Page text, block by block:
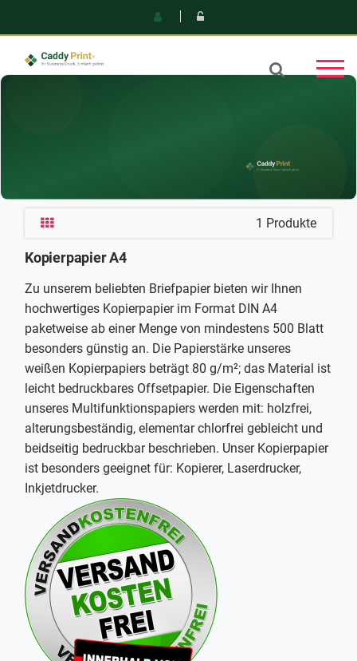
1 Produkte
Kopierpapier A4
Zu unserem beliebten Briefpapier bieten wir Ihnen
hochwertiges Kopierpapier im Format DIN A4
paketweise ab einer Menge von mindestens 500 Blatt
besonders günstig an. Die Papierstärke unseres
weißen Kopierpapiers beträgt 80 g/m²; das Material ist
leicht bedruckbares Offsetpapier. Die Eigenschaften
unseres Multifunktionspapiers werden mit: holzfrei,
alterungsbeständig, elementar chlorfrei gebleicht und
beidseitig bedruckbar beschrieben. Unser Kopierpapier
ist besonders geeignet für: Kopierer, Laserdrucker,
Inkjetdrucker.